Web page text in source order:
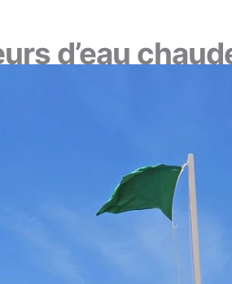
d’eau